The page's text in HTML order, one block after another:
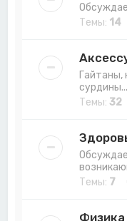
Темы: 14
Гайтаны,
сурдины...
Темы: 32
Темы: 7
Физика